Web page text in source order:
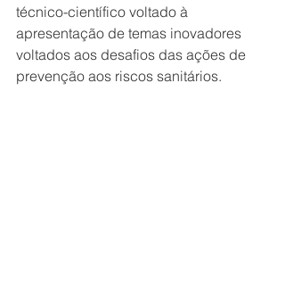
técnico-científico voltado à
apresentação de temas inovadores
voltados aos desafios das ações de
prevenção aos riscos sanitários.